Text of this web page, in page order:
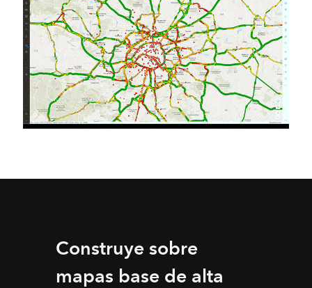
Construye sobre
mapas base de alta